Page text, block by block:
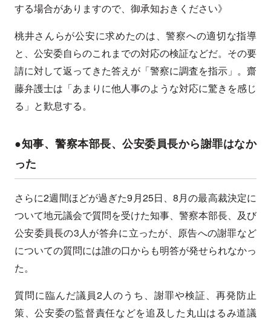
する場合がありますので、御承知おきください》
桃井さんらが公安に求めたのは、警察への適切な指導
と、公安委自らのこれまでの対応の検証などだ。その要
請に対して返ってきた答えが「警察に調査を指示」。齋
藤弁護士は「あまりに他人事のような対応に驚きを感じ
る」と歎息する。
●知事、警察本部長、公安委員長から謝罪はなか
った
さらに2週間ほどが過ぎた9月25日、8月の最高裁決定に
ついて地元議会で質問を受けた知事、警察本部長、及び
公安委員長の3人が答弁に立ったが、原告への謝罪など
についての質問には誰の口からも明答が発せられなかっ
た。
質問に臨んだ議員2人のうち、謝罪や検証、再発防止
策、公安委の監督責任などを追及した丸山はるみ道議